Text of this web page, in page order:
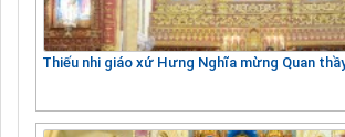
Thiếu nhi giáo xứ Hưng Nghĩa mừng Quan